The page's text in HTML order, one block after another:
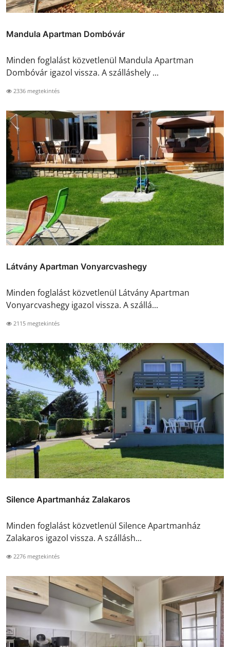
Mandula Apartman Dombóvár
Minden foglalást közvetlenül Mandula Apartman
Dombóvár igazol vissza. A szálláshely ...
2336 megtekintés
Látvány Apartman Vonyarcvashegy
Minden foglalást közvetlenül Látvány Apartman
Vonyarcvashegy igazol vissza. A szállá...
2115 megtekintés
Silence Apartmanház Zalakaros
Minden foglalást közvetlenül Silence Apartmanház
Zalakaros igazol vissza. A szállásh...
2276 megtekintés